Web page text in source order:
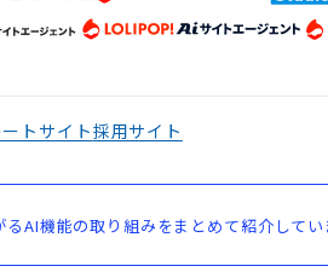
トサイト採用サイト
AI機能の取り組みをまとめて紹介して